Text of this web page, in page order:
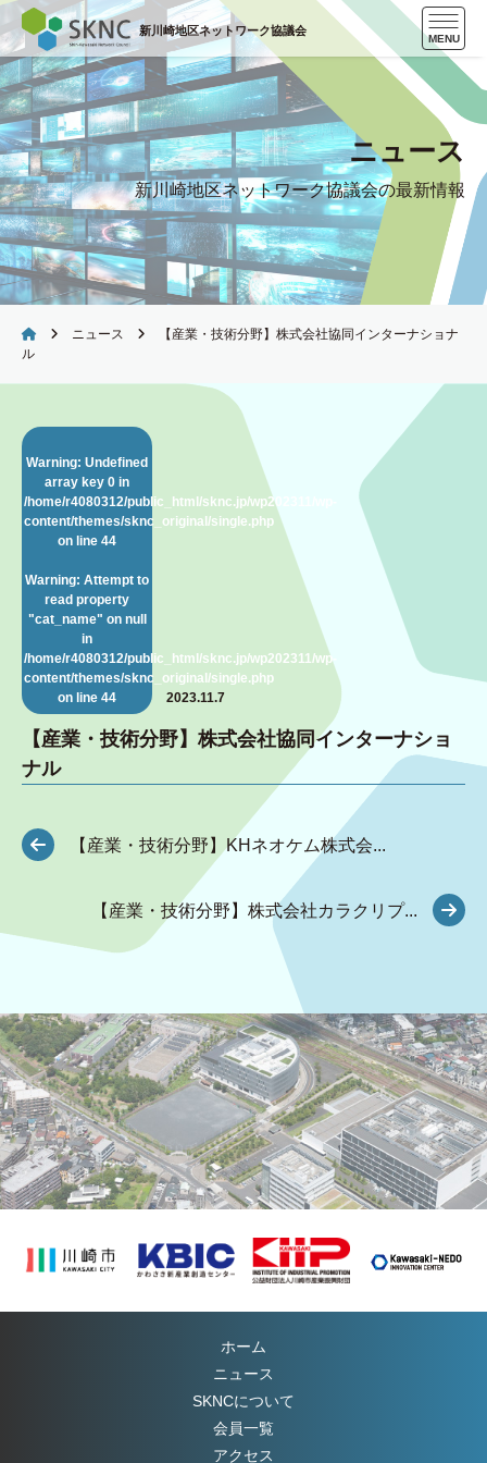
Skip
to
content
新川崎地区ネットワーク協議会
MENU
ニュース
新川崎地区ネットワーク協議会の最新情報
ニュース
【産業・技術分野】株式会社協同インターナショナ
ル
Warning: Undefined
array key 0 in
/home/r4080312/public_html/sknc.jp/wp202311/wp-
content/themes/sknc_original/single.php
on line 44
Warning: Attempt to
read property
"cat_name" on null
in
/home/r4080312/public_html/sknc.jp/wp202311/wp-
content/themes/sknc_original/single.php
on line 44 2023.11.7
【産業・技術分野】株式会社協同インターナショ
ナル
【産業・技術分野】KHネオケム株式会...
【産業・技術分野】株式会社カラクリプ...
ホーム
ニュース
SKNCについて
会員一覧
アクセス